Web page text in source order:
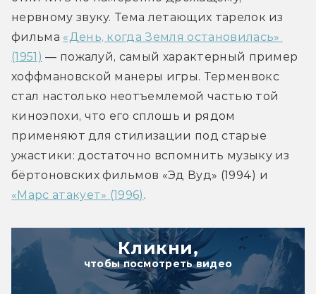
нервному звуку. Тема летающих тарелок из
фильма «День, когда Земля остановилась»
(1951) — пожалуй, самый характерный пример
хоффмановской манеры игры. Терменвокс
стал настолько неотъемлемой частью той
киноэпохи, что его сплошь и рядом
применяют для стилизации под старые
ужастики: достаточно вспомнить музыку из
«Марс атакует» (1996) .
Кликни,
чтобы посмотреть видео